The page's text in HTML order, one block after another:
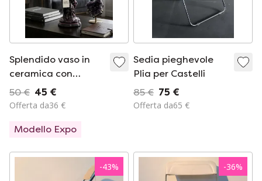
Splendido vaso in
ceramica con
cherubino
50 € 45 €
Offerta da36 €
Modello Expo
Sedia pieghevole
Plia per Castelli
85 € 75 €
Offerta da65 €
-43% -36%